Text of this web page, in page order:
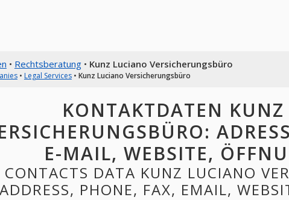
• Rechtsberatung• Kunz Luciano Versicherungsbüro
• Legal Services• Kunz Luciano Versicherungsbüro
KONTAKTDATEN
E-MAIL, WEBSITE,
CONTACTS DATA KUNZ LUCIANO
ADDRESS, PHONE, FAX, EMAIL,